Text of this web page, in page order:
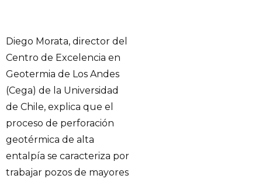
Diego Morata, director del
Centro de Excelencia en
Geotermia de Los Andes
(Cega) de la Universidad
de Chile, explica que el
proceso de perforación
geotérmica de alta
entalpía se caracteriza por
trabajar pozos de mayores